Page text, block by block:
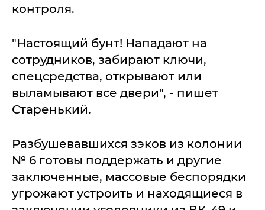
контроля.
"Настоящий бунт! Нападают на
сотрудников, забирают ключи,
спецсредства, открывают или
выламывают все двери", - пишет
Старенький.
Разбушевавшихся зэков из колонии
№ 6 готовы поддержать и другие
заключенные, массовые беспорядки
угрожают устроить и находящиеся в